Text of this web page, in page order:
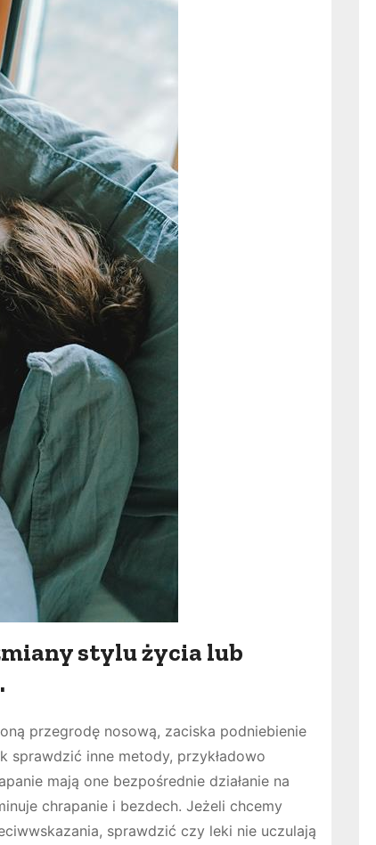
stylu życia lub
przegrodę nosową, zaciska podniebienie
sprawdzić inne metody, przykładowo
mają one bezpośrednie działanie na
chrapanie i bezdech. Jeżeli chcemy
sprawdzić czy leki nie uczulają